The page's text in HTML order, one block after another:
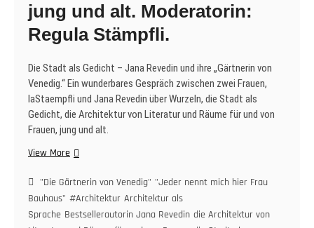
jung und alt. Moderatorin:
Regula Stämpfli.
Die Stadt als Gedicht – Jana Revedin und ihre „Gärtnerin von
Venedig.“ Ein wunderbares Gespräch zwischen zwei Frauen,
laStaempfli und Jana Revedin über Wurzeln, die Stadt als
Gedicht, die Architektur von Literatur und Räume für und von
Frauen, jung und alt.
View MoreDie
als
Gedicht
–
"Die Gärtnerin von Venedig" "Jeder nennt mich hier Frau
Bauhaus" #Architektur Architektur als
Sprache Bestsellerautorin Jana Revedin die Architektur von